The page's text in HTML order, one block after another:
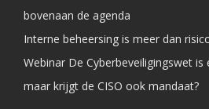
bovenaan de agenda
Interne beheersing is meer dan
Webinar De Cyberbeveiligingswet is
maar krijgt de CISO ook mandaat?